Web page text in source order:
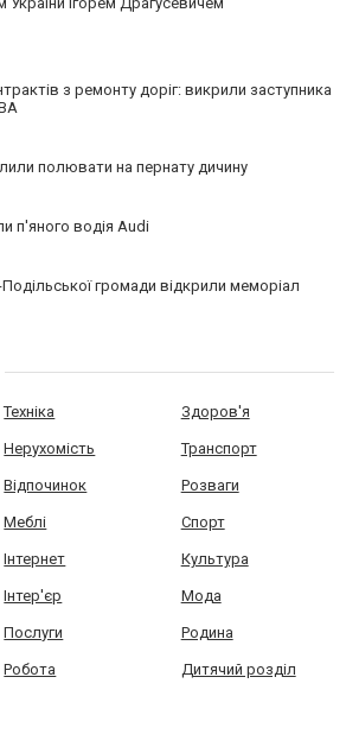
з ремонту доріг: викрили заступника
полювати на пернату дичину
п'яного водія Audi
громади відкрили меморіал
Техніка Здоров'я
Нерухомість Транспорт
Відпочинок Розваги
Меблі Спорт
Інтернет Культура
Інтер'єр Мода
Послуги Родина
Робота Дитячий розділ